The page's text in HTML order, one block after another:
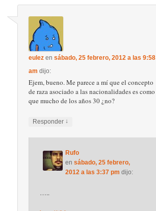
eulez ensábado, 25 febrero, 2012 a las 9:58
am dijo:
Ejem, bueno. Me parece a mí que el concepto
de raza asociado a las nacionalidades es como
que mucho de los años 30 ¿no?
Responder ↓
Rufo
ensábado, 25 febrero,
2012 a las 3:37 pm dijo:
…..